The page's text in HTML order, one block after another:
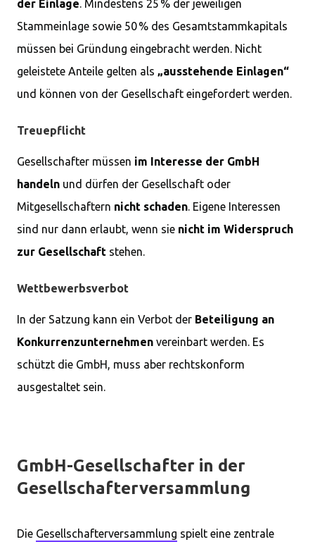
der Einlage. Mindestens 25 % der jeweiligen
Stammeinlage sowie 50 % des Gesamtstammkapitals
müssen bei Gründung eingebracht werden. Nicht
geleistete Anteile gelten als „ausstehende Einlagen“
und können von der Gesellschaft eingefordert werden.
Treuepflicht
Gesellschafter müssen im Interesse der GmbH
handeln und dürfen der Gesellschaft oder
Mitgesellschaftern nicht schaden. Eigene Interessen
sind nur dann erlaubt, wenn sie nicht im Widerspruch
zur Gesellschaft stehen.
Wettbewerbsverbot
In der Satzung kann ein Verbot der Beteiligung an
Konkurrenzunternehmen vereinbart werden. Es
schützt die GmbH, muss aber rechtskonform
ausgestaltet sein.
GmbH-Gesellschafter in der
Gesellschafterversammlung
Die Gesellschafterversammlung spielt eine zentrale